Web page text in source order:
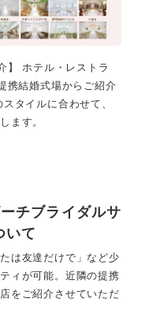
】 ホテル・レストラ
携結婚式場からご紹介
タイルに合わせて、
ます。
チブライダルサ
いて
は友達だけで」など少
ィが可能。 近隣の提携
をご紹介させていただ